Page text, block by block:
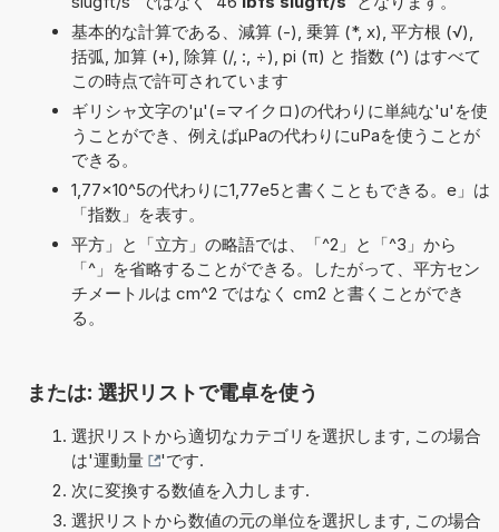
基本的な計算である、減算 (-), 乗算 (*, x), 平方根 (√),
括弧, 加算 (+), 除算 (/, :, ÷), pi (π) と 指数 (^) はすべて
この時点で許可されています
ギリシャ文字の'μ'(=マイクロ)の代わりに単純な'u'を使
うことができ、例えばµPaの代わりにuPaを使うことが
できる。
1,77×10^5の代わりに1,77e5と書くこともできる。e」は
「指数」を表す。
平方」と「立方」の略語では、「^2」と「^3」から
「^」を省略することができる。したがって、平方セン
チメートルは cm^2 ではなく cm2 と書くことができ
る。
または: 選択リストで電卓を使う
選択リストから適切なカテゴリを選択します, この場合
は'運動量
'です.
次に変換する数値を入力します.
選択リストから数値の元の単位を選択します, この場合